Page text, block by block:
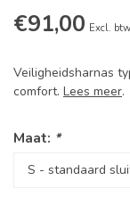
€91,00 Excl. btw
Veiligheidsharnas
comfort. Lees meer.
Maat: *